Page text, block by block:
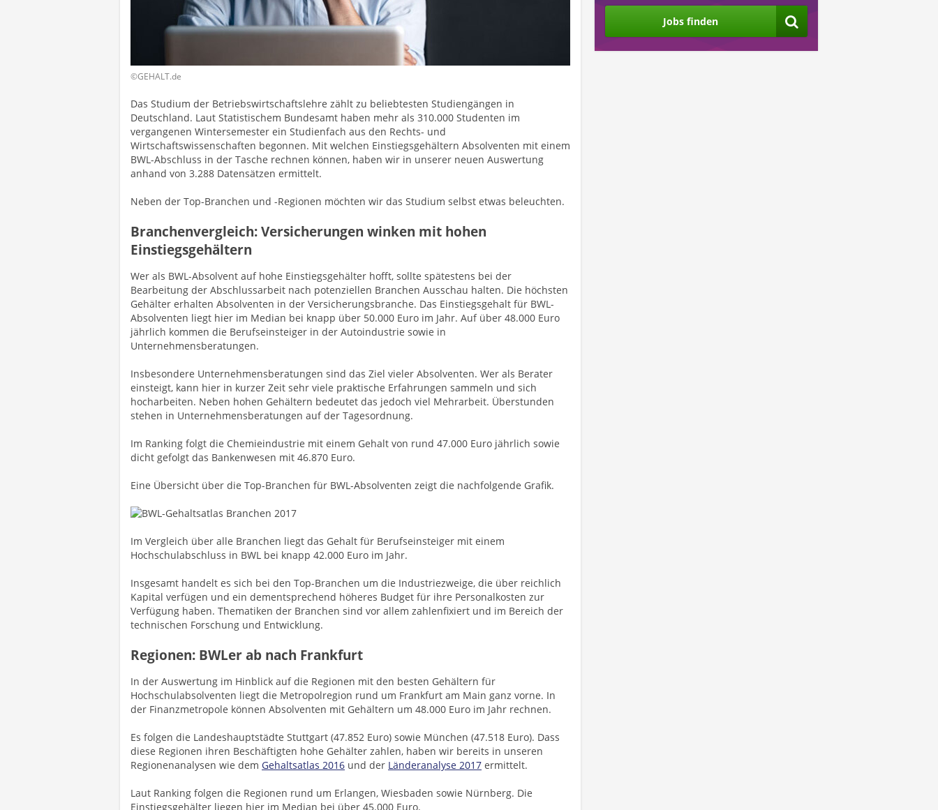
©GEHALT.de
Das Studium der Betriebswirtschaftslehre zählt zu beliebtesten Studiengängen in
Deutschland. Laut Statistischem Bundesamt haben mehr als 310.000 Studenten im
vergangenen Wintersemester ein Studienfach aus den Rechts- und
Wirtschaftswissenschaften begonnen. Mit welchen Einstiegsgehältern Absolventen mit einem
BWL-Abschluss in der Tasche rechnen können, haben wir in unserer neuen Auswertung
anhand von 3.288 Datensätzen ermittelt.
Neben der Top-Branchen und -Regionen möchten wir das Studium selbst etwas beleuchten.
Branchenvergleich: Versicherungen winken mit hohen
Einstiegsgehältern
Wer als BWL-Absolvent auf hohe Einstiegsgehälter hofft, sollte spätestens bei der
Bearbeitung der Abschlussarbeit nach potenziellen Branchen Ausschau halten. Die höchsten
Gehälter erhalten Absolventen in der Versicherungsbranche. Das Einstiegsgehalt für BWL-
Absolventen liegt hier im Median bei knapp über 50.000 Euro im Jahr. Auf über 48.000 Euro
jährlich kommen die Berufseinsteiger in der Autoindustrie sowie in
Unternehmensberatungen.
Insbesondere Unternehmensberatungen sind das Ziel vieler Absolventen. Wer als Berater
einsteigt, kann hier in kurzer Zeit sehr viele praktische Erfahrungen sammeln und sich
hocharbeiten. Neben hohen Gehältern bedeutet das jedoch viel Mehrarbeit. Überstunden
stehen in Unternehmensberatungen auf der Tagesordnung.
Im Ranking folgt die Chemieindustrie mit einem Gehalt von rund 47.000 Euro jährlich sowie
dicht gefolgt das Bankenwesen mit 46.870 Euro.
Eine Übersicht über die Top-Branchen für BWL-Absolventen zeigt die nachfolgende Grafik.
Im Vergleich über alle Branchen liegt das Gehalt für Berufseinsteiger mit einem
Hochschulabschluss in BWL bei knapp 42.000 Euro im Jahr.
Insgesamt handelt es sich bei den Top-Branchen um die Industriezweige, die über reichlich
Kapital verfügen und ein dementsprechend höheres Budget für ihre Personalkosten zur
Verfügung haben. Thematiken der Branchen sind vor allem zahlenfixiert und im Bereich der
technischen Forschung und Entwicklung.
Regionen: BWLer ab nach Frankfurt
In der Auswertung im Hinblick auf die Regionen mit den besten Gehältern für
Hochschulabsolventen liegt die Metropolregion rund um Frankfurt am Main ganz vorne. In
der Finanzmetropole können Absolventen mit Gehältern um 48.000 Euro im Jahr rechnen.
Es folgen die Landeshauptstädte Stuttgart (47.852 Euro) sowie München (47.518 Euro). Dass
diese Regionen ihren Beschäftigten hohe Gehälter zahlen, haben wir bereits in unseren
Regionenanalysen wie dem Gehaltsatlas 2016 und der Länderanalyse 2017 ermittelt.
Laut Ranking folgen die Regionen rund um Erlangen, Wiesbaden sowie Nürnberg. Die
Einstiegsgehälter liegen hier im Median bei über 45.000 Euro.
Jobs finden